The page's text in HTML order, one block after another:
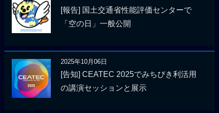
[報告] 国土交通省性能評価センターで
「空の日」一般公開
2025年10月06日
[告知] CEATEC 2025でみちびき利活用
の講演セッションと展示